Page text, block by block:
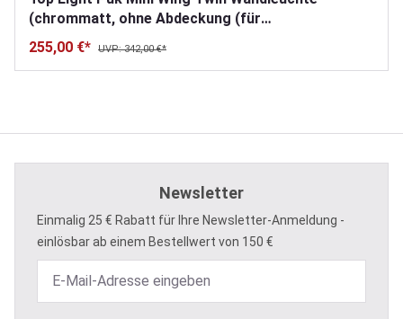
(chrommatt, ohne Abdeckung (für
Nachbestellungen), Standard-Fassung, 20cm)
255,00 €* UVP: 342,00 €*
Newsletter
Einmalig 25 € Rabatt für Ihre Newsletter-Anmeldung -
einlösbar ab einem Bestellwert von 150 €